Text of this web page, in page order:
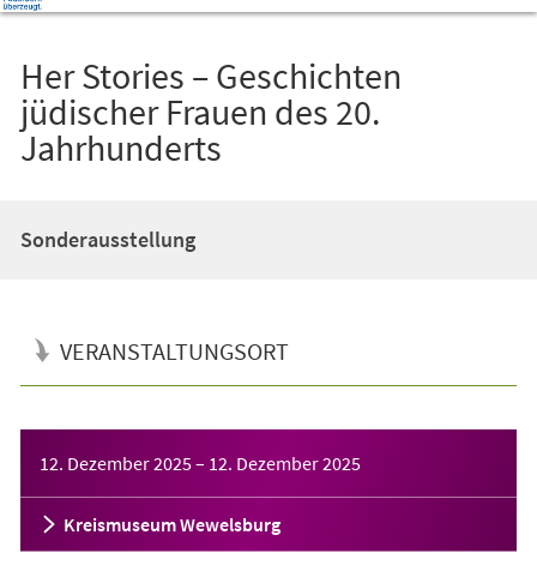
Her Stories – Geschichten
jüdischer Frauen des 20.
Jahrhunderts
Sonderausstellung
VERANSTALTUNGSORT
12. Dezember 2025– 12. Dezember 2025
Kreismuseum Wewelsburg